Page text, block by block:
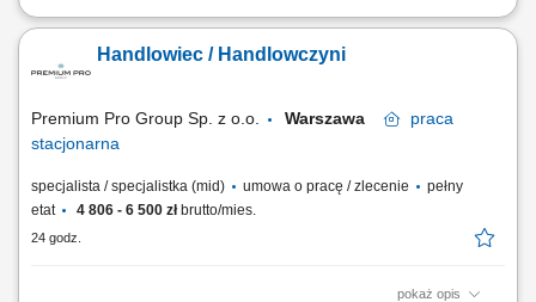
Co będziesz robić? prowadzić spotkania z klientami indywidualnymi i
finansowe; rozwijać własny portfel klientów; budować długofalowe
relacje oparte na zaufaniu; rozwijać własny biznes pod marką Unum;
Handlowiec / Handlowczyni
Premium Pro Group Sp. z o.o. Warszawa
praca
stacjonarna
specjalista / specjalistka (mid) umowa o pracę / zlecenie
pełny
etat
4 806 - 6 500 złbrutto/mies.
24 godz.
pokaż opis